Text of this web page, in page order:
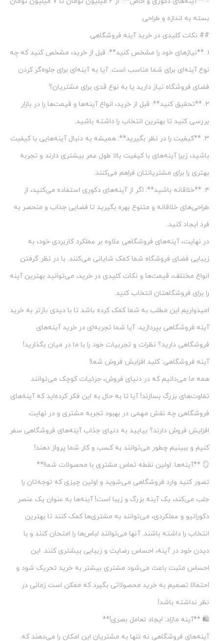
بسته به اندازه و طراحی.
## نکات کلیدی در خرید آینه فروشگاهی
۱. **نیازهای خود را مشخص کنید**: قبل از خرید، مشخص کنید که چه
نوع آینه‌ای برای شما مناسب است. آیا به آینه‌ای برای جلوه‌گر کردن
فضای فروشگاه نیاز دارید یا به نوع قدی برای مشتریان؟
۲. **تحقیق کنید**: قبل از خرید، انواع آینه‌ها و قیمت‌ها را در بازار
بررسی کنید تا بهترین انتخاب را داشته باشید.
۳. **کیفیت را در نظر بگیرید**: همیشه به دنبال آینه‌هایی با کیفیت
باشید، زیرا آینه‌های با کیفیت بالا طول عمر بیشتری دارند و تجربه
بهتری را برای مشتریانتان فراهم می‌کنند.
۴. **خلاقانه باشید**: اگر از آینه‌های دکوری استفاده می‌کنید، از
طراحی‌های خلاقانه و متنوع بهره بگیرید تا فضایی جذاب و منحصر به
فرد ایجاد کنید.
در نهایت، آینه‌های فروشگاهی علاوه بر عملکرد کاربردی خود، به
زیبایی فضای فروشگاه شما کمک شایانی می‌کنند. با در نظر گرفتن
انواع مختلف، قیمت‌ها و نکات کلیدی در خرید، می‌توانید بهترین آینه
را برای فروشگاهتان انتخاب کنید.
امیدواریم این مطلب به شما کمک کرده باشد تا با دیدی بازتر به خرید
آینه فروشگاهی بپردازید. آیا شما تجربه‌ای در خرید آینه‌های
فروشگاهی دارید؟ نظرات و تجربیات خود را با ما در میان بگذارید!
آینه فروشگاهی: کلید افزایش فروش شما!
همه ما می‌دانیم که در دنیای فروش، جزئیات کوچک می‌توانند
تفاوت‌های بزرگ بسازند! آیا تا به حال به این فکر کرده‌اید که آینه‌های
فروشگاهی چه نقش مهمی در بهبود تجربه مشتری و در نهایت
افزایش فروش دارند؟ بیایید به دنیای جذاب آینه‌های فروشگاهی سفر
کنیم و ببینیم چطور می‌توانند به کسب و کار شما پرواز دهند!
🪞 **آینه‌ها: اولین نقطه تماس مشتری با محصولات شما!**
تصور کنید وارد فروشگاهی می‌شوید و اولین چیزی که توجه‌تان را
جلب می‌کند، یک آینه بزرگ و زیبا است! آینه‌ها به عنوان یک عنصر
دکوراتیو و عملکردی، می‌توانند به مشتری‌ها کمک کنند تا بهترین
انتخاب را داشته باشند. آنها می‌توانند لباس‌ها را امتحان کنند و با
دیدن خود در آینه، احساس رضایت و زیبایی بیشتری کنند. این
احساس مثبت باعث می‌شود مشتری بیشتر به خرید تحریک شود و
احتمالا تصمیم به خرید محصولاتی بگیرد که ممکن است زمانی در
نظر نداشته باشد!
🛍️ **آینه مازاد: ایجاد تعامل بصری!**
آینه‌های فروشگاهی نه تنها به مشتریان این امکان را می‌دهند که